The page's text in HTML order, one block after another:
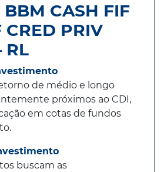
CASH FIF
CRED PRIV
RL
de médio e longo
próximos ao CDI,
em cotas de fundos
buscam as